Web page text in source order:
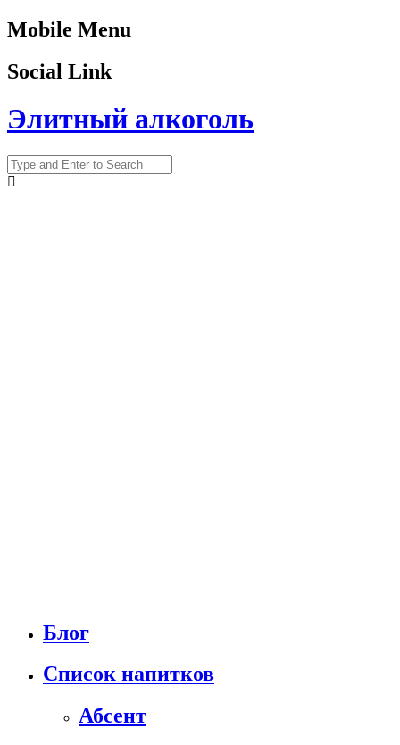
Mobile Menu
Social Link
Элитный алкоголь
Блог
Список напитков
Абсент